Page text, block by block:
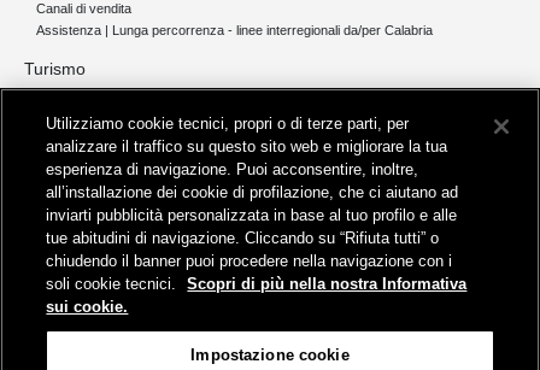
Canali di vendita
Assistenza | Lunga percorrenza - linee interregionali da/per Calabria
Turismo
Servizi per aeroporti
Servizi di noleggio con conducente
Servizio di navigazione sul Lago Trasimeno
News e comunicati stampa
Comunicati stampa
Busitalia – Sita Nord
, Gruppo FS Italiane, è attiva nei servizi di
trasporto locale in Italia ed all'estero, che gestisce direttamente o
attraverso società controllate.
Viale Fratelli Rosselli, 80 - 50123 Firenze
Utilizziamo cookie tecnici, propri o di terze parti, per
analizzare il traffico su questo sito web e migliorare la tua
esperienza di navigazione. Puoi acconsentire, inoltre,
all’installazione dei cookie di profilazione, che ci aiutano ad
inviarti pubblicità personalizzata in base al tuo profilo e alle
tue abitudini di navigazione. Cliccando su “Rifiuta tutti” o
chiudendo il banner puoi procedere nella navigazione con i
soli cookie tecnici.
Scopri di più nella nostra Informativa
sui cookie.
Impostazione cookie